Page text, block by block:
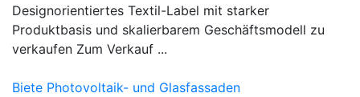
Designorientiertes Textil-Label mit starker
Produktbasis und skalierbarem Geschäftsmodell zu
verkaufen Zum Verkauf ...
Biete Photovoltaik- und Glasfassaden